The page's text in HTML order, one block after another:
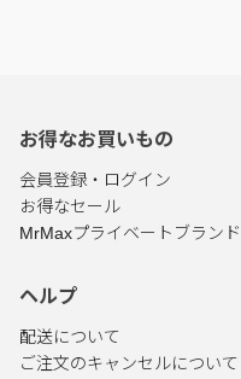
お得なお買いもの
会員登録・ログイン
お得なセール
MrMaxプライベートブランド
ヘルプ
配送について
ご注文のキャンセルについて